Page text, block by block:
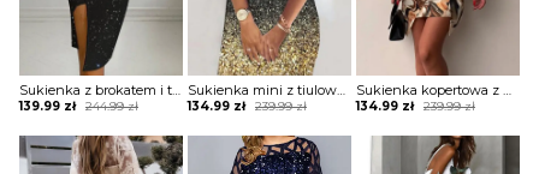
Sukienka z brokatem i transparentnymi rękawami
244.99zł
Original
was:
244.99 zł.
139.99 zł
Current
is:
139.99 zł.
Sukienka mini z tiulowymi rękawami
239.99zł
Original
was:
239.99 zł.
134.99 zł
Current
is:
134.99 zł.
Sukienka kopertowa z drapowaniem
239.99zł
Original
was:
134.99 zł
Current